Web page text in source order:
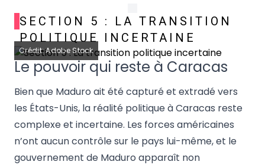
SECTION 5 : LA TRANSITION
POLITIQUE INCERTAINE
Crédit: Adobe Stock
Le pouvoir qui reste à Caracas
Bien que Maduro ait été capturé et extradé vers
les États-Unis, la réalité politique à Caracas reste
complexe et incertaine. Les forces américaines
n’ont aucun contrôle sur le pays lui-même, et le
gouvernement de Maduro apparaît non